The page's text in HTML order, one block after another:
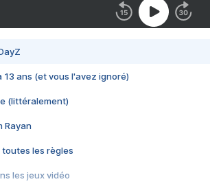
13 ans (et vous l'avez ignoré)
(littéralement)
Rayan
toutes les règles
les jeux vidéo